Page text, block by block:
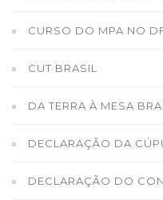
CURSO DO MPA NO
CUT BRASIL
DA TERRA À MESA
DECLARAÇÃO DA
DECLARAÇÃO DO